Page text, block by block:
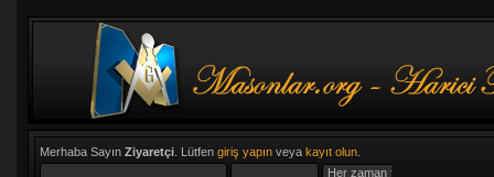
Merhaba Sayın Ziyaretçi. Lütfen giriş yapınveya kayıt olun.